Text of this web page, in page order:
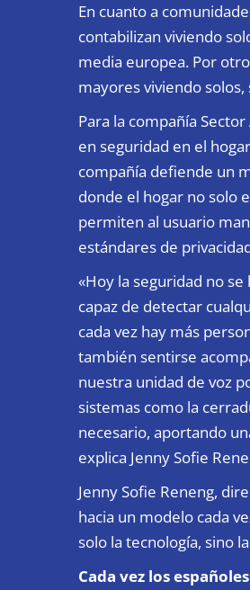
En cuanto a
contabilizan viviendo
media europea. Por
mayores viviendo
Para la compañía Sector
en seguridad en el
compañía defiende un
donde el hogar no solo
permiten al usuario
estándares de
«Hoy la seguridad no
capaz de detectar
cada vez hay más
también sentirse
nuestra unidad de voz
sistemas como la
necesario, aportando
explica Jenny Sofie
Jenny Sofie Reneng,
hacia un modelo cada
solo la tecnología, sino
Cada vez los